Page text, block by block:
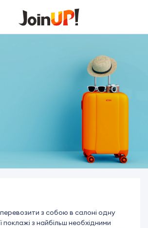
з собою в салоні одну
з найбільш необхідними